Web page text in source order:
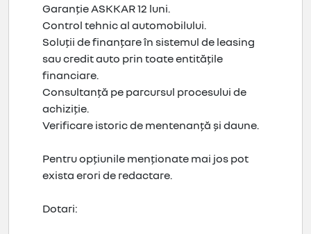
Garanție ASKKAR 12 luni.
Control tehnic al automobilului.
Soluții de finanțare în sistemul de leasing
sau credit auto prin toate entitățile
financiare.
Consultanță pe parcursul procesului de
achiziție.
Verificare istoric de mentenanță și daune.
Pentru opțiunile menționate mai jos pot
exista erori de redactare.
Dotari: